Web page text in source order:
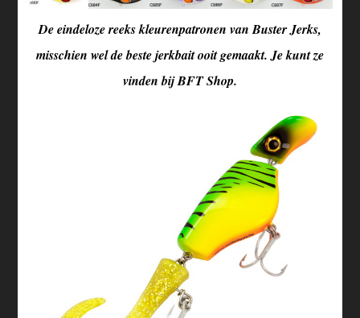
De eindeloze reeks kleurenpatronen van Buster Jerks,
misschien wel de beste jerkbait ooit gemaakt. Je kunt ze
vinden bij BFT Shop.